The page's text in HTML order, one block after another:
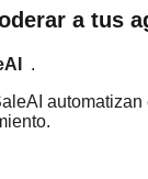
a tus
.